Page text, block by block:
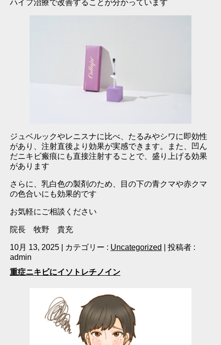
ハイフ治療で改善することが分かっています
ジュベルックやレニスナに比べ、たるみやシワに即効性
があり、注射直後より効果が実感できます。また、凹ん
だニキビ瘢痕にも直接注射することで、盛り上げる効果
があります
さらに、乳白色の製剤のため、目の下の青クマや赤クマ
の色合いにも効果的です
お気軽にご相談ください
院長 牧野 貴充
10月 13, 2025 カテゴリー : Uncategorized
投稿者 :
admin
重症ニキビにイソトレチノイン